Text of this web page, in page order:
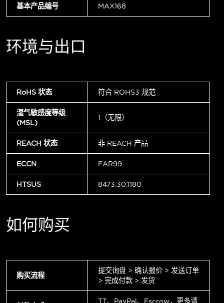
基本产品编号 MAX168
环境与出口
RoHS 状态 符合 ROHS3 规范
湿气敏感度等级
(MSL)
1（无限）
REACH 状态 非 REACH 产品
ECCN EAR99
HTSUS 8473.30.1180
如何购买
购买流程
提交询盘 > 确认报价 > 发送订单
> 完成付款 > 发货
TT、PayPal、Escrow，更多请